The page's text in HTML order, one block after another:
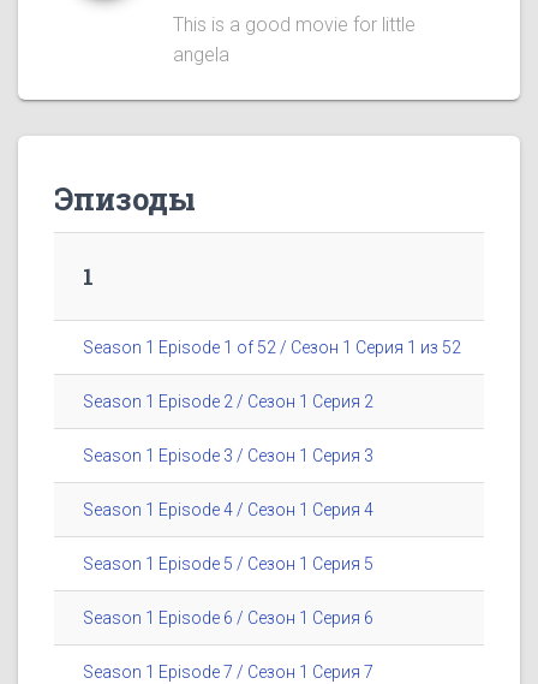
This is a good movie for little
angela
Эпизоды
1
Season 1 Episode 1 of 52 / Сезон 1 Серия 1 из 52
Season 1 Episode 2 / Сезон 1 Серия 2
Season 1 Episode 3 / Сезон 1 Серия 3
Season 1 Episode 4 / Сезон 1 Серия 4
Season 1 Episode 5 / Сезон 1 Серия 5
Season 1 Episode 6 / Сезон 1 Серия 6
Season 1 Episode 7 / Сезон 1 Серия 7